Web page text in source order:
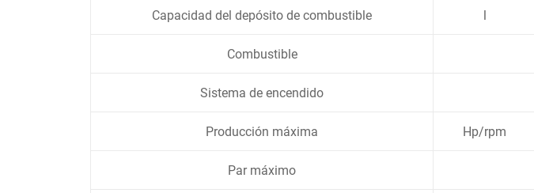
Capacidad del depósito de combustible l
Combustible
Sistema de encendido
Producción máxima Hp/rpm
Par máximo